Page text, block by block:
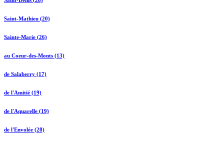
Saint-Mathieu (20)
Sainte-Marie (26)
au Coeur-des-Monts (13)
de Salaberry (17)
de l'Amitié (19)
de l'Aquarelle (19)
de l'Envolée (28)